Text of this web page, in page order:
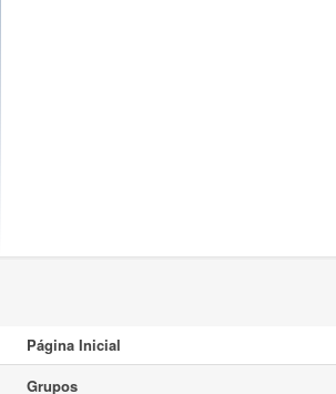
Página Inicial
Grupos